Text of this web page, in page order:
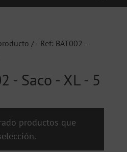
/ - Ref: BAT002 -
- Saco - XL - 5
productos que